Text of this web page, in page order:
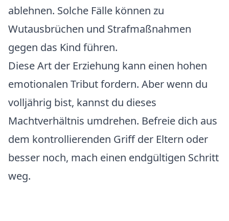
ablehnen. Solche Fälle können zu
Wutausbrüchen und Strafmaßnahmen
gegen das Kind führen.
Diese Art der Erziehung kann einen hohen
emotionalen Tribut fordern. Aber wenn du
volljährig bist, kannst du dieses
Machtverhältnis umdrehen. Befreie dich aus
dem kontrollierenden Griff der Eltern oder
besser noch, mach einen endgültigen Schritt
weg.